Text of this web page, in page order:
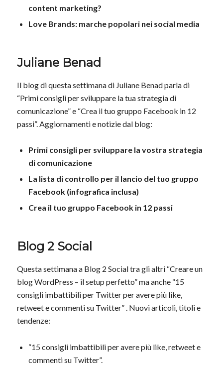
content marketing?
Love Brands: marche popolari nei social media
Juliane Benad
Il blog di questa settimana di Juliane Benad parla di
“Primi consigli per sviluppare la tua strategia di
comunicazione” e “Crea il tuo gruppo Facebook in 12
passi”. Aggiornamenti e notizie dal blog:
Primi consigli per sviluppare la vostra strategia
di comunicazione
La lista di controllo per il lancio del tuo gruppo
Facebook (infografica inclusa)
Crea il tuo gruppo Facebook in 12 passi
Blog 2 Social
Questa settimana a Blog 2 Social tra gli altri “Creare un
blog WordPress – il setup perfetto” ma anche “15
consigli imbattibili per Twitter per avere più like,
retweet e commenti su Twitter” . Nuovi articoli, titoli e
tendenze:
“15 consigli imbattibili per avere più like, retweet e
commenti su Twitter”.